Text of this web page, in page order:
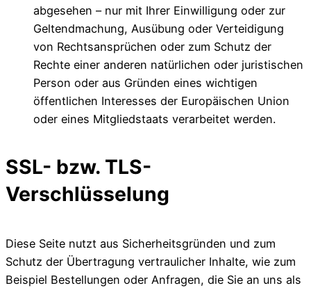
abgesehen – nur mit Ihrer Einwilligung oder zur
Geltendmachung, Ausübung oder Verteidigung
von Rechtsansprüchen oder zum Schutz der
Rechte einer anderen natürlichen oder juristischen
Person oder aus Gründen eines wichtigen
öffentlichen Interesses der Europäischen Union
oder eines Mitgliedstaats verarbeitet werden.
SSL- bzw. TLS-
Verschlüsselung
Diese Seite nutzt aus Sicherheitsgründen und zum
Schutz der Übertragung vertraulicher Inhalte, wie zum
Beispiel Bestellungen oder Anfragen, die Sie an uns als